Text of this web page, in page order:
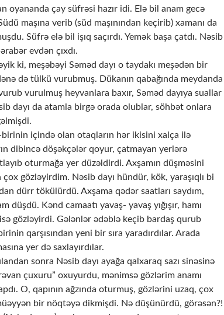
oyananda çay süfrəsi hazır idi. Elə bil anam gecə
maşına verib (süd maşınından keçirib) xamanı da
Süfrə elə bil işıq saçırdı. Yemək başa çatdı. Nəsib
evdən çıxdı.
ki, meşəbəyi Səməd dayı o taydakı meşədən bir
də tülkü vurubmuş. Dükanın qabağında meydanda
vurulmuş heyvanlara baxır, Səməd dayıya suallar
dayı da atamla birgə orada olublar, söhbət onlara
birinin içində olan otaqların hər ikisini xalça ilə
dibincə döşəkçələr qoyur, çatmayan yerlərə
oturmağa yer düzəldirdi. Axşamın düşməsini
çox gözləyirdim. Nəsib dayı hündür, kök, yaraşıqlı bi
dürr tökülürdü. Axşama qədər saatları saydım,
düşdü. Kənd camaatı yavaş- yavaş yığışır, hamı
gözləyirdi. Gələnlər ədəblə keçib bardaş qurub
qarşısından yeni bir sıra yaradırdılar. Arada
yer də saxlayırdılar.
sonra Nəsib dayı ayağa qalxaraq sazı sinəsinə
çuxuru” oxuyurdu, mənimsə gözlərim anamı
O, qapının ağzında oturmuş, gözlərini uzaq, çox
bir nöqtəyə dikmişdi. Nə düşünürdü, görəsən?!